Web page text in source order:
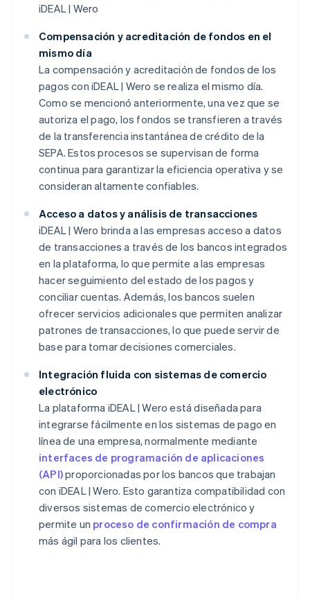
iDEAL | Wero
Compensación y acreditación de fondos en el
mismo día
La compensación y acreditación de fondos de los
pagos con iDEAL | Wero se realiza el mismo día.
Como se mencionó anteriormente, una vez que se
autoriza el pago, los fondos se transfieren a través
de la transferencia instantánea de crédito de la
SEPA. Estos procesos se supervisan de forma
continua para garantizar la eficiencia operativa y se
consideran altamente confiables.
Acceso a datos y análisis de transacciones
iDEAL | Wero brinda a las empresas acceso a datos
de transacciones a través de los bancos integrados
en la plataforma, lo que permite a las empresas
hacer seguimiento del estado de los pagos y
conciliar cuentas. Además, los bancos suelen
ofrecer servicios adicionales que permiten analizar
patrones de transacciones, lo que puede servir de
base para tomar decisiones comerciales.
Integración fluida con sistemas de comercio
electrónico
La plataforma iDEAL | Wero está diseñada para
integrarse fácilmente en los sistemas de pago en
línea de una empresa, normalmente mediante
interfaces de programación de aplicaciones
(API)proporcionadas por los bancos que trabajan
con iDEAL | Wero. Esto garantiza compatibilidad con
diversos sistemas de comercio electrónico y
permite un proceso de confirmación de compra
más ágil para los clientes.